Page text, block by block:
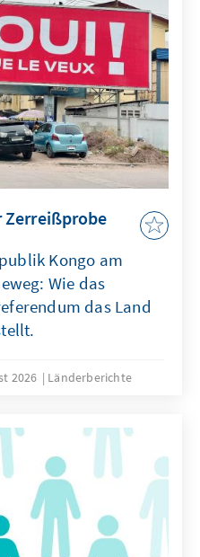
Zerreißprobe
Kongo am
Wie das
das Land
2026 Länderberichte